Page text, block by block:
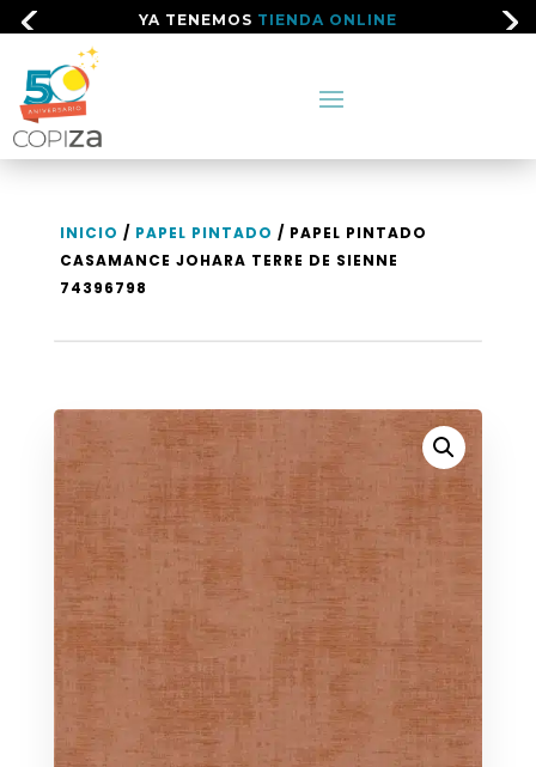
YA TENEMOS TIENDA ONLINE
INICIO / PAPEL PINTADO / PAPEL PINTADO
CASAMANCE JOHARA TERRE DE SIENNE
74396798